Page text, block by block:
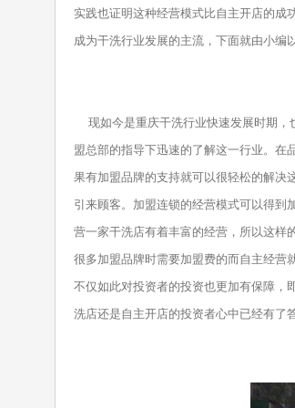
实践也证明这种经营模式比自主开店的成
成为干洗行业发展的主流，下面就由小编
现如今是重庆干洗行业快速发展时期，
盟总部的指导下迅速的了解这一行业。在
果有加盟品牌的支持就可以很轻松的解决
引来顾客。加盟连锁的经营模式可以得到
营一家干洗店有着丰富的经营，所以这样
很多加盟品牌时需要加盟费的而自主经营
不仅如此对投资者的投资也更加有保障，
洗店还是自主开店的投资者心中已经有了答